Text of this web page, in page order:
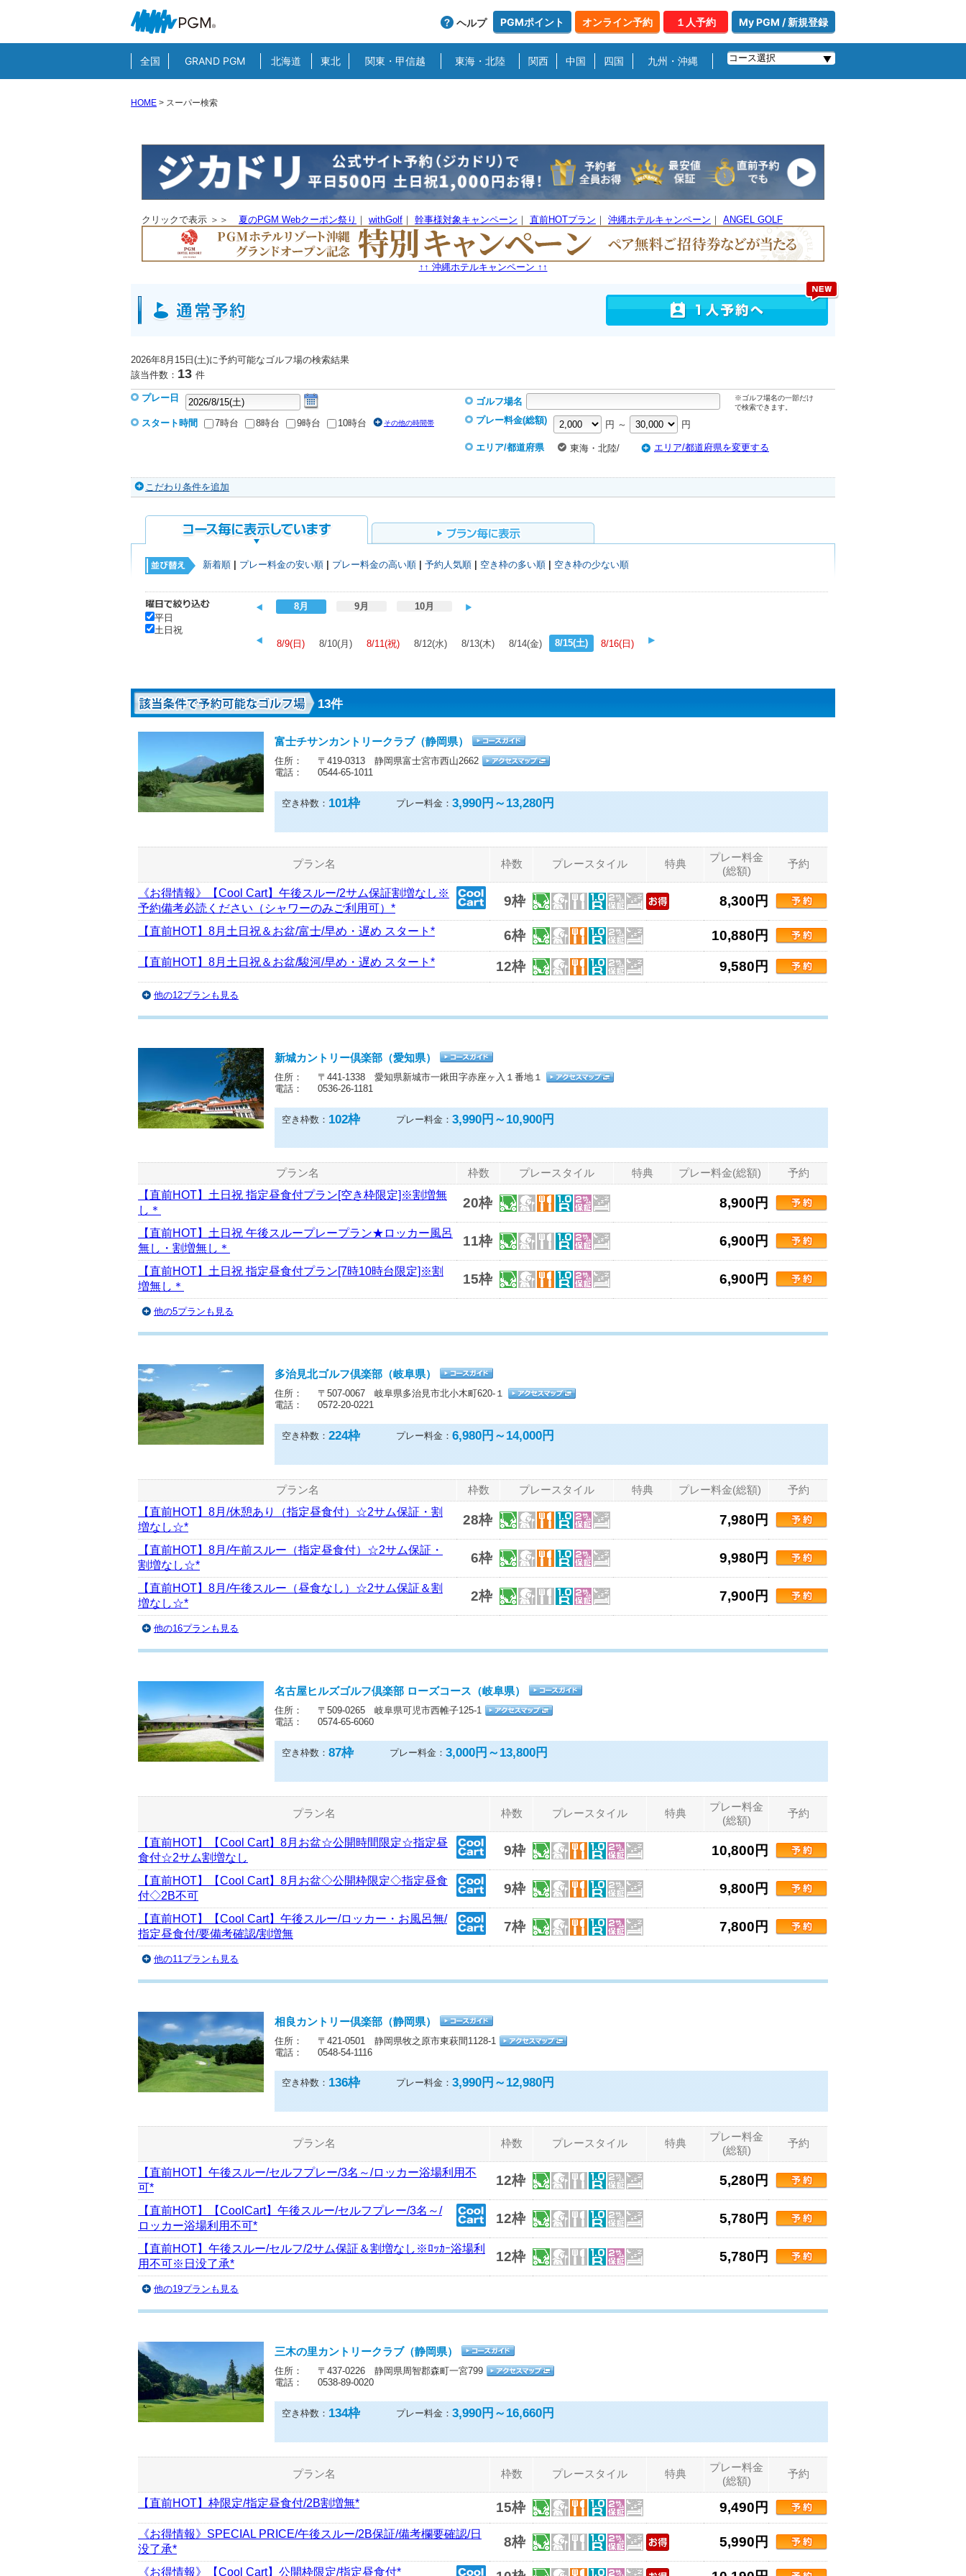
ヘルプ PGMポイント オンライン予約 １人予約 My PGM / 新規登録
全国 GRAND PGM 北海道 東北 関東・甲信越 東海・北陸 関西 中国 四国 九州・沖縄
HOME > スーパー検索
クリックで表示 ＞＞ 夏のPGM Webクーポン祭り ｜ withGolf ｜ 幹事様対象キャンペーン ｜ 直前HOTプラン ｜ 沖縄ホテルキャンペーン ｜ ANGEL GOLF
↑↑ 沖縄ホテルキャンペーン ↑↑
2026年8月15日(土)に予約可能なゴルフ場の検索結果
該当件数： 13 件
プレー日 ゴルフ場名
※ゴルフ場名の一部だけ
で検索できます。
スタート時間 7時台 8時台 9時台 10時台 その他の時間帯 プレー料金(総額) 円 ～ 円
エリア/都道府県 東海・北陸/ エリア/都道府県を変更する
こだわり条件を追加
新着順 | プレー料金の安い順 | プレー料金の高い順 | 予約人気順 | 空き枠の多い順 | 空き枠の少ない順
平日
土日祝
8月 9月 10月
8/9(日) 8/10(月) 8/11(祝) 8/12(水) 8/13(木) 8/14(金) 8/15(土) 8/16(日)
13件
富士チサンカントリークラブ（静岡県）
住所：
〒419-0313 静岡県富士宮市西山2662
電話：
0544-65-1011
空き枠数： 101枠 プレー料金： 3,990円～13,280円
プラン名 枠数 プレースタイル 特典
プレー料金
(総額)
予約
《お得情報》【Cool Cart】午後スルー/2サム保証割増なし※
予約備考必読ください（シャワーのみご利用可）*
9枠 8,300円
【直前HOT】8月土日祝＆お盆/富士/早め・遅め スタート* 6枠 10,880円
【直前HOT】8月土日祝＆お盆/駿河/早め・遅め スタート* 12枠 9,580円
他の12プランも見る
新城カントリー倶楽部（愛知県）
住所：
〒441-1338 愛知県新城市一鍬田字赤座ヶ入１番地１
電話：
0536-26-1181
空き枠数： 102枠 プレー料金： 3,990円～10,900円
プラン名 枠数 プレースタイル 特典 プレー料金(総額) 予約
【直前HOT】土日祝 指定昼食付プラン[空き枠限定]※割増無
し＊
20枠 8,900円
【直前HOT】土日祝 午後スループレープラン★ロッカー風呂
無し・割増無し＊
11枠 6,900円
【直前HOT】土日祝 指定昼食付プラン[7時10時台限定]※割
増無し＊
15枠 6,900円
他の5プランも見る
多治見北ゴルフ倶楽部（岐阜県）
住所：
〒507-0067 岐阜県多治見市北小木町620-１
電話：
0572-20-0221
空き枠数： 224枠 プレー料金： 6,980円～14,000円
プラン名 枠数 プレースタイル 特典 プレー料金(総額) 予約
【直前HOT】8月/休憩あり（指定昼食付）☆2サム保証・割
増なし☆*
28枠 7,980円
【直前HOT】8月/午前スルー（指定昼食付）☆2サム保証・
割増なし☆*
6枠 9,980円
【直前HOT】8月/午後スルー（昼食なし）☆2サム保証＆割
増なし☆*
2枠 7,900円
他の16プランも見る
名古屋ヒルズゴルフ倶楽部 ローズコース（岐阜県）
住所：
〒509-0265 岐阜県可児市西帷子125-1
電話：
0574-65-6060
空き枠数： 87枠 プレー料金： 3,000円～13,800円
プラン名 枠数 プレースタイル 特典
プレー料金
(総額)
予約
【直前HOT】【Cool Cart】8月お盆☆公開時間限定☆指定昼
食付☆2サム割増なし
9枠 10,800円
【直前HOT】【Cool Cart】8月お盆◇公開枠限定◇指定昼食
付◇2B不可
9枠 9,800円
【直前HOT】【Cool Cart】午後スルー/ロッカー・お風呂無/
指定昼食付/要備考確認/割増無
7枠 7,800円
他の11プランも見る
相良カントリー倶楽部（静岡県）
住所：
〒421-0501 静岡県牧之原市東萩間1128-1
電話：
0548-54-1116
空き枠数： 136枠 プレー料金： 3,990円～12,980円
プラン名 枠数 プレースタイル 特典
プレー料金
(総額)
予約
【直前HOT】午後スルー/セルフプレー/3名～/ロッカー浴場利用不
可*
12枠 5,280円
【直前HOT】【CoolCart】午後スルー/セルフプレー/3名～/
ロッカー浴場利用不可*
12枠 5,780円
【直前HOT】午後スルー/セルフ/2サム保証＆割増なし※ﾛｯｶｰ浴場利
用不可※日没了承*
12枠 5,780円
他の19プランも見る
三木の里カントリークラブ（静岡県）
住所：
〒437-0226 静岡県周智郡森町一宮799
電話：
0538-89-0020
空き枠数： 134枠 プレー料金： 3,990円～16,660円
プラン名 枠数 プレースタイル 特典
プレー料金
(総額)
予約
【直前HOT】枠限定/指定昼食付/2B割増無* 15枠 9,490円
《お得情報》SPECIAL PRICE/午後スルー/2B保証/備考欄要確認/日
没了承*
8枠 5,990円
《お得情報》【Cool Cart】公開枠限定/指定昼食付*